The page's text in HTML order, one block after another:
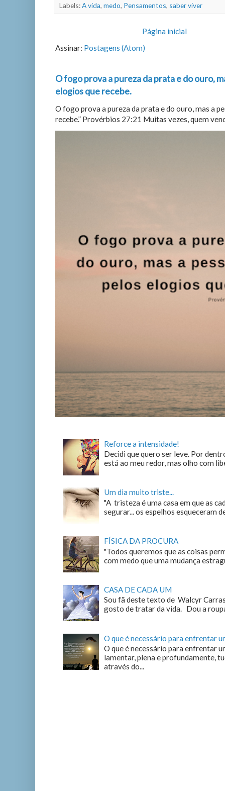
Labels:A vida, medo, Pensamentos, saber viver
Página inicial
Assinar: Postagens (Atom)
O fogo prova a pureza da prata e do ouro,
elogios que recebe.
O fogo prova a pureza da prata e do ouro, mas a
recebe.” Provérbios 27:21 Muitas vezes, quem
Reforce a intensidade!
Decidi que quero ser leve. Por
está ao meu redor, mas olho com
Um dia muito triste...
"A tristeza é uma casa em que as
segurar... os espelhos esqueceram
FÍSICA DA PROCURA
"Todos queremos que as coisas
com medo que uma mudança
CASA DE CADA UM
Sou fã deste texto de Walcyr
gosto de tratar da vida. Dou a
O que é necessário para enfrentar
O que é necessário para enfrentar
lamentar, plena e profundamente,
através do...